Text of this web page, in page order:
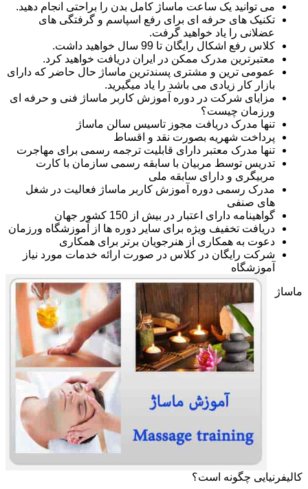
می توانید یک ساعت ماساژ کامل بدن را براحتی انجام دهید.
تکنیک های حرفه ای برای رفع اسپاسم و گرفتگی های
عضلانی را یاد خواهید گرفت.
کلاس رفع اشکال رایگان تا 99 سال خواهید داشت.
معتبرترین مدرک ممکن در ایران دریافت خواهید کرد.
عمومی ترین و مشتری پسندترین ماساژ حال حاضر که دارای
بازار کار زیادی می باشد را یاد میگیرید.
مزایای شرکت در دوره آموزش کاربر ماساژ فنی و حرفه ای
ورزمان چیست؟
تنها مدرک دریافت مجوز تاسیس سالن ماساژ
پرداخت شهریه بصورت نقد و اقساط
تنها مدرک معتبر دارای قابلیت ترجمه رسمی برای مهاجرت
تدریس توسط مربیان با سابقه رسمی سازمان با کارت
مربیگری و دارای سابقه ملی
مدرک رسمی دوره آموزش کاربر ماساژ فعالیت در شغل
های صنفی
گواهینامه دارای اعتبار در بیش از 150 کشور جهان
دریافت تخفیف ویژه برای سایر دوره ها از آموزشگاه ورزمان
دعوت به همکاری از هنرجویان برتر برای همکاری
شرکت رایگان در کلاس در صورت ارائه خدمات مورد نیاز
آموزشگاه
ماساژ
کالیفرنیایی چگونه است؟